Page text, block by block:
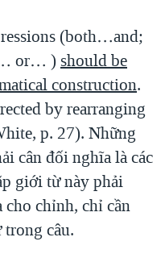
(both…and;
or… )should be
construction.
by rearranging
p. 27). Những
cân đối nghĩa là các
giới từ này phải
chỉnh, chỉ cần
câu.